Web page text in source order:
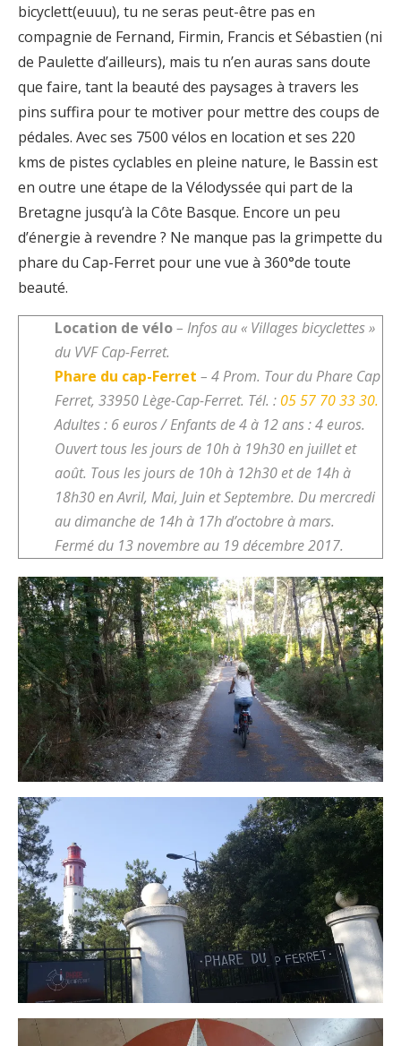
bicyclett(euuu), tu ne seras peut-être pas en
compagnie de Fernand, Firmin, Francis et Sébastien (ni
de Paulette d’ailleurs), mais tu n’en auras sans doute
que faire, tant la beauté des paysages à travers les
pins suffira pour te motiver pour mettre des coups de
pédales. Avec ses 7500 vélos en location et ses 220
kms de pistes cyclables en pleine nature, le Bassin est
en outre une étape de la Vélodyssée qui part de la
Bretagne jusqu’à la Côte Basque. Encore un peu
d’énergie à revendre ? Ne manque pas la grimpette du
phare du Cap-Ferret pour une vue à 360°de toute
beauté.
Location de vélo– Infos au « Villages bicyclettes »
du VVF Cap-Ferret.
Phare du cap-Ferret – 4 Prom. Tour du Phare Cap
Ferret, 33950 Lège-Cap-Ferret. Tél. : 05 57 70 33 30.
Adultes : 6 euros / Enfants de 4 à 12 ans :4 euros.
Ouvert tous les jours de 10h à 19h30 en juillet et
août. Tous les jours de 10h à 12h30 et de 14h à
18h30 en Avril, Mai, Juin et Septembre. Du mercredi
au dimanche de 14h à 17h d’octobre à mars.
Fermé du 13 novembre au 19 décembre 2017.